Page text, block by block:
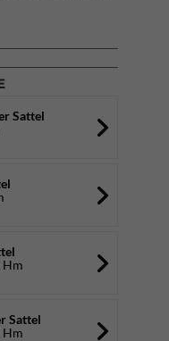
München
Sattel
Hm
Sattel
Hm